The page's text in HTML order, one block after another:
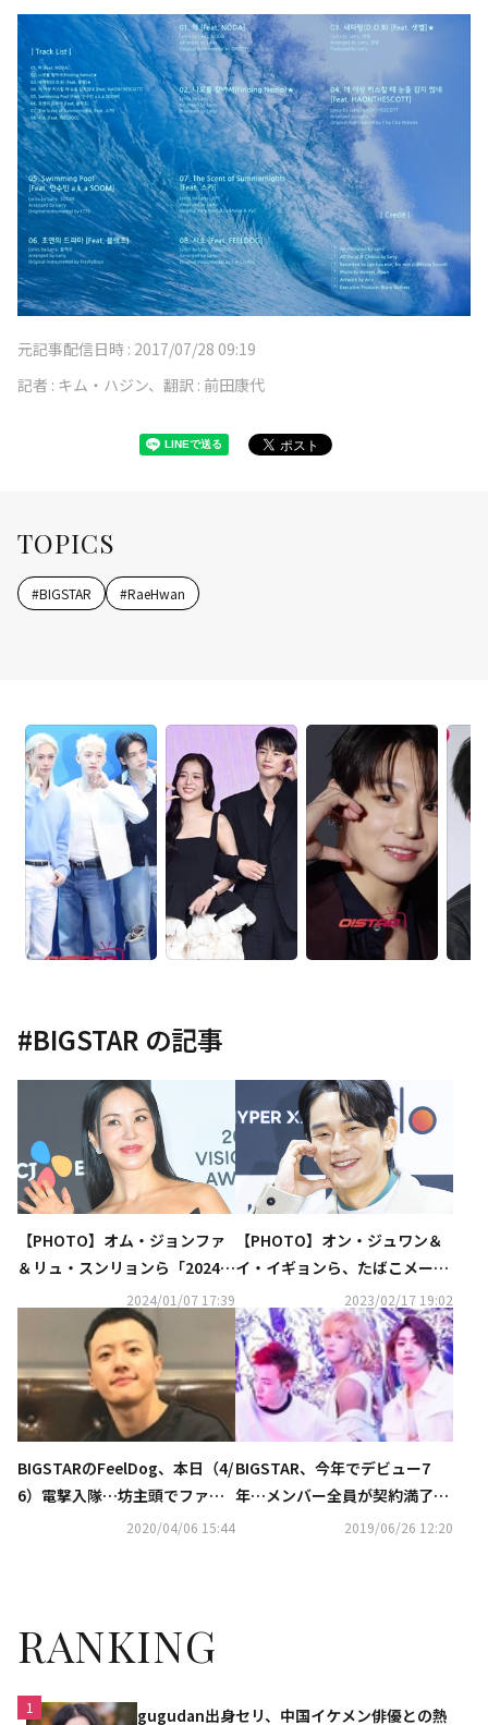
元記事配信日時 : 2017/07/28 09:19
記者 : キム・ハジン、翻訳 : 前田康代
TOPICS
#BIGSTAR #RaeHwan
#BIGSTAR の記事
【PHOTO】オム・ジョンファ
＆リュ・スンリョンら「2024 V
ISIONARY AWARDS」レッドカ
ーペットに登場
2024/01/07 17:39
【PHOTO】オン・ジュワン＆
イ・イギョンら、たばこメーカ
ーの新商品発売記念イベントに
出席
2023/02/17 19:02
BIGSTARのFeelDog、本日（4/
6）電撃入隊…坊主頭でファン
に挨拶「元気に行ってきます」
2020/04/06 15:44
BIGSTAR、今年でデビュー7
年…メンバー全員が契約満了？
突然の解散報道も2019/06/26 12:20
RANKING
1 gugudan出身セリ、中国イケメン俳優との熱